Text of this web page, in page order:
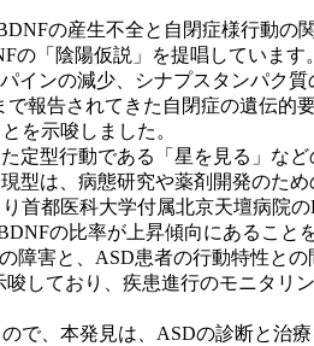
の産生不全と自閉症様行動の
「陰陽仮説」を提唱しています。
インの減少、シナプスタンパク
報告されてきた自閉症の遺伝的
を示唆しました。
定型行動である「星を見る」な
は、病態研究や薬剤開発のため
都医科大学付属北京天壇病院の
の比率が上昇傾向にあること
害と、ASD患者の行動特性と
しており、疾患進行のモニタリ
で、本発見は、ASDの診断と治